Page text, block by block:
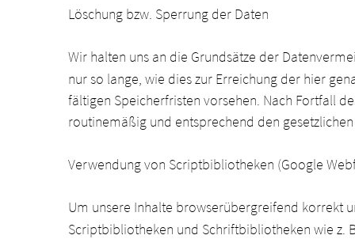
Löschung bzw. Sperrung der Daten
Wir halten uns an die Grundsätze der
nur so lange, wie dies zur Erreichung der hier
fältigen Speicherfristen vorsehen. Nach Fortfall
routinemäßig und entsprechend den
Verwendung von Scriptbibliotheken (Google
Um unsere Inhalte browserübergreifend korrekt
Scriptbibliotheken und Schriftbibliotheken wie z.